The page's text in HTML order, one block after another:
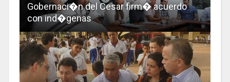
Gobernaci�n del Cesar firm� acuerdo
con ind�genas